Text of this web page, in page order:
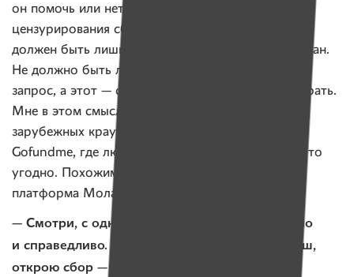
он помочь или нет. Я против институтов
цензурирования сборов. Для меня любой сбор
должен быть лишь формализован и верифицирован.
Не должно быть личного мнения: это хороший
запрос, а этот — странный, не надо на него собирать.
Мне в этом смысле очень близка философия
зарубежных краудфандинговых площадок как
Gofundme, где люди могут собирать деньги, на что
угодно. Похожим образом у нас была устроена
платформа МолаМола.
— Смотри, с одной стороны, это демократично
и справедливо. Если я хочу себе красный порш,
открою сбор — ну, а почему нет? С другой